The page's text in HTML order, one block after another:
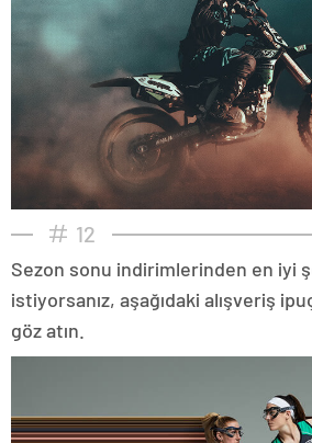
12
Sezon sonu indirimlerinden en iyi
istiyorsanız, aşağıdaki alışveriş
göz atın.